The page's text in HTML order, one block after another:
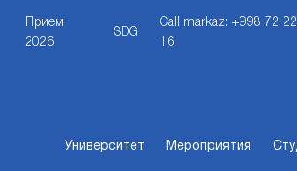
Прием
2026
SDG
Call markaz: +998 72
16
Университет Мероприятия